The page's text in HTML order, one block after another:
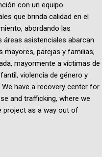
con un equipo
que brinda calidad en el
abordando las
áreas asistenciales abarcan
mayores, parejas y familias;
mayormente a víctimas de
violencia de género y
We have a recovery center for
and trafficking, where we
project as a way out of